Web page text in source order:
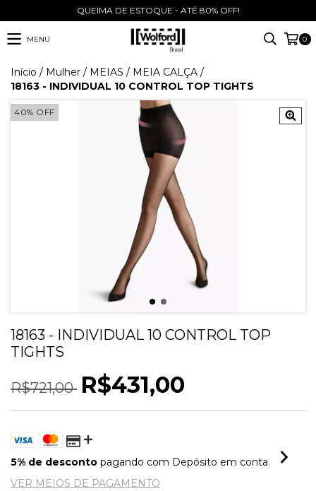
QUEIMA DE ESTOQUE - ATÉ 80% OFF!
MENU 0
Início / Mulher / MEIAS / MEIA CALÇA /
18163 - INDIVIDUAL 10 CONTROL TOP TIGHTS
40% OFF
18163 - INDIVIDUAL 10 CONTROL TOP
TIGHTS
R$721,00 R$431,00
5% de desconto pagando com Depósito em conta
VER MEIOS DE PAGAMENTO